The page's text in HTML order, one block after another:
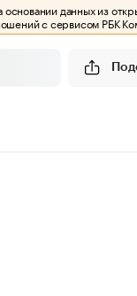
данных из
с сервисом РБК